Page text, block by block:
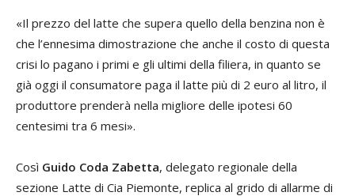
«Il prezzo del latte che supera quello della benzina non è
che l’ennesima dimostrazione che anche il costo di questa
crisi lo pagano i primi e gli ultimi della filiera, in quanto se
già oggi il consumatore paga il latte più di 2 euro al litro, il
produttore prenderà nella migliore delle ipotesi 60
centesimi tra 6 mesi».
Così Guido Coda Zabetta, delegato regionale della
sezione Latte di Cia Piemonte, replica al grido di allarme di